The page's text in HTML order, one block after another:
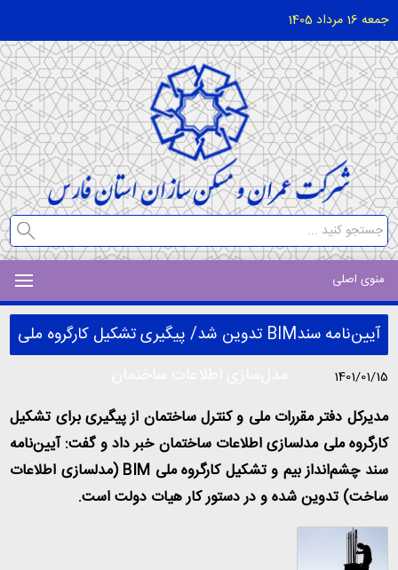
جمعه 16 مرداد 1405
منوی اصلی
آیین‌نامه سندBIM تدوین شد/ پیگیری تشکیل کارگروه ملی
1401/01/15
مدیرکل دفتر مقررات ملی و کنترل ساختمان از پیگیری برای تشکیل
کارگروه ملی مدلسازی اطلاعات ساختمان خبر داد و گفت: آیین‌نامه
سند چشم‌انداز بیم و تشکیل کارگروه ملی BIM(مدلسازی اطلاعات
ساخت) تدوین شده و در دستور کار هیات دولت است.